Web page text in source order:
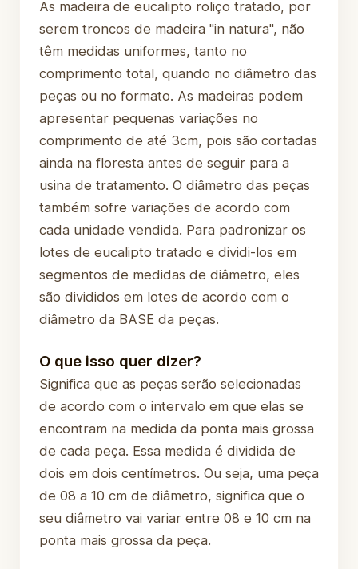
As madeira de eucalipto roliço tratado, por
serem troncos de madeira "in natura", não
têm medidas uniformes, tanto no
comprimento total, quando no diâmetro das
peças ou no formato. As madeiras podem
apresentar pequenas variações no
comprimento de até 3cm, pois são cortadas
ainda na floresta antes de seguir para a
usina de tratamento. O diâmetro das peças
também sofre variações de acordo com
cada unidade vendida. Para padronizar os
lotes de eucalipto tratado e dividi-los em
segmentos de medidas de diâmetro, eles
são divididos em lotes de acordo com o
diâmetro da BASE da peças.
O que isso quer dizer?
Significa que as peças serão selecionadas
de acordo com o intervalo em que elas se
encontram na medida da ponta mais grossa
de cada peça. Essa medida é dividida de
dois em dois centímetros. Ou seja, uma peça
de 08 a 10 cm de diâmetro, significa que o
seu diâmetro vai variar entre 08 e 10 cm na
ponta mais grossa da peça.